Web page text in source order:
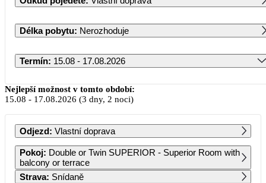
Délka pobytu: Nerozhoduje
Termín: 15.08 - 17.08.2026
Srpen 2026
PO ÚT ST ČT PÁ SO NE
1 2
3
Nejlepší možnost v tomto období:
15.08 - 17.08.2026 (3 dny, 2 noci)
Odjezd: Vlastní doprava
Pokoj: Double or Twin SUPERIOR - Superior Room with
balcony or terrace
Strava: Snídaně